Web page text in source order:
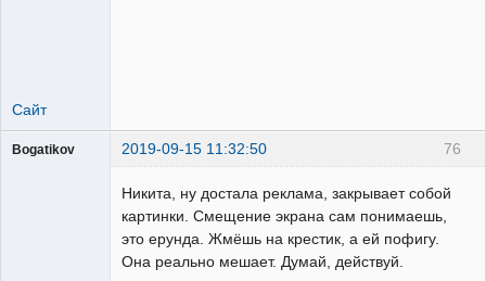
Сайт
76
Bogatikov 2019-09-15 11:32:50
Никита, ну достала реклама, закрывает собой
картинки. Смещение экрана сам понимаешь,
это ерунда. Жмёшь на крестик, а ей пофигу.
Она реально мешает. Думай, действуй.